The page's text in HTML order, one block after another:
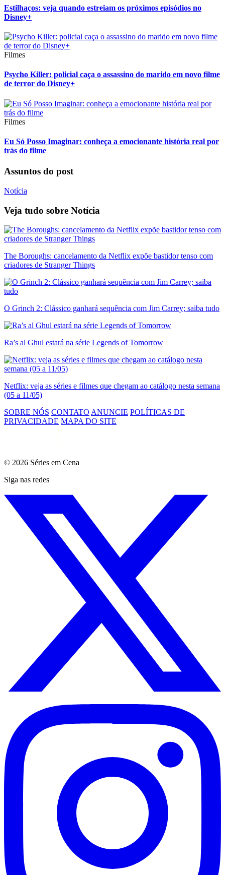
Estilhaços: veja quando estreiam os próximos episódios no
Disney+
Filmes
Psycho Killer: policial caça o assassino do marido em novo filme
de terror do Disney+
Filmes
Eu Só Posso Imaginar: conheça a emocionante história real por
trás do filme
Assuntos do post
Notícia
Veja tudo sobre Notícia
The Boroughs: cancelamento da Netflix expõe bastidor tenso com
criadores de Stranger Things
O Grinch 2: Clássico ganhará sequência com Jim Carrey; saiba tudo
Ra’s al Ghul estará na série Legends of Tomorrow
Netflix: veja as séries e filmes que chegam ao catálogo nesta semana
(05 a 11/05)
SOBRE NÓS CONTATO ANUNCIE POLÍTICAS DE
PRIVACIDADE MAPA DO SITE
© 2026 Séries em Cena
Siga nas redes